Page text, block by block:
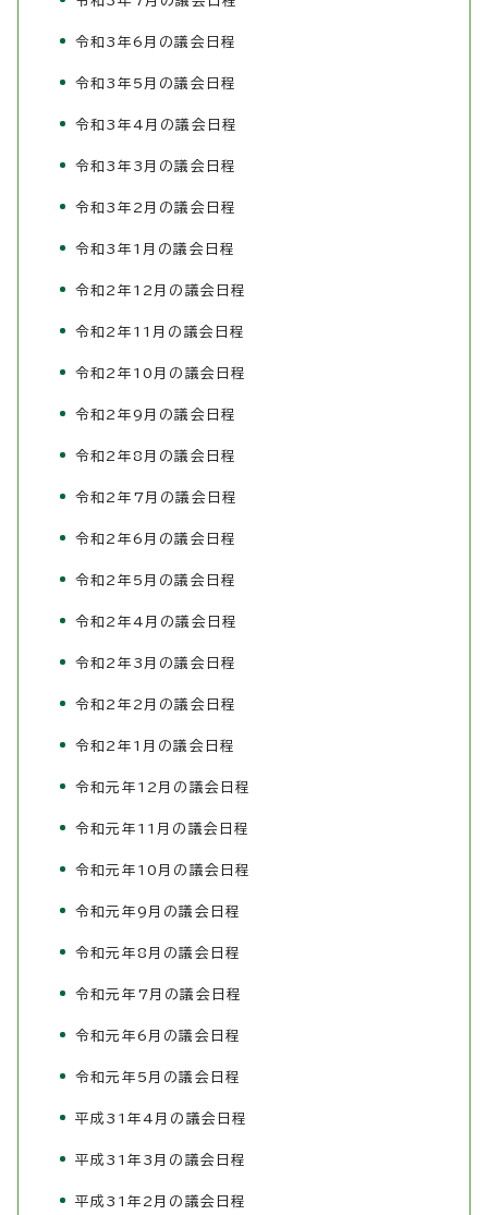
令和3年6月の議会日程
令和3年5月の議会日程
令和3年4月の議会日程
令和3年3月の議会日程
令和3年2月の議会日程
令和3年1月の議会日程
令和2年12月の議会日程
令和2年11月の議会日程
令和2年10月の議会日程
令和2年9月の議会日程
令和2年8月の議会日程
令和2年7月の議会日程
令和2年6月の議会日程
令和2年5月の議会日程
令和2年4月の議会日程
令和2年3月の議会日程
令和2年2月の議会日程
令和2年1月の議会日程
令和元年12月の議会日程
令和元年11月の議会日程
令和元年10月の議会日程
令和元年9月の議会日程
令和元年8月の議会日程
令和元年7月の議会日程
令和元年6月の議会日程
令和元年5月の議会日程
平成31年4月の議会日程
平成31年3月の議会日程
平成31年2月の議会日程